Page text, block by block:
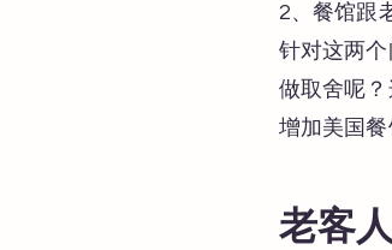
2、餐馆跟
针对这两
做取舍呢
增加美国餐
老客